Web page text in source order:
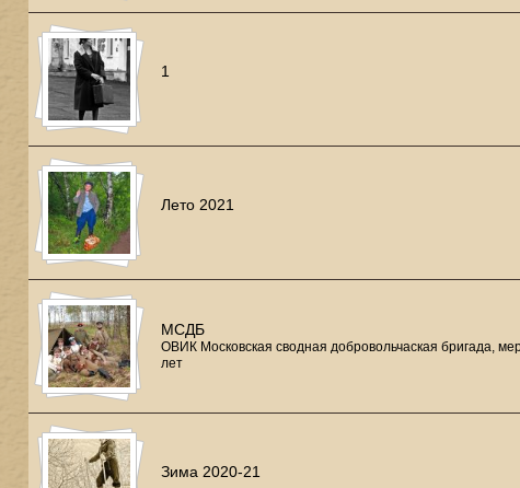
1
Лето 2021
МСДБ
ОВИК Московская сводная добровольчаская бригада,
лет
Зима 2020-21